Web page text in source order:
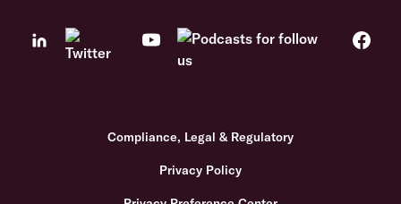
Compliance, Legal & Regulatory
Privacy Policy